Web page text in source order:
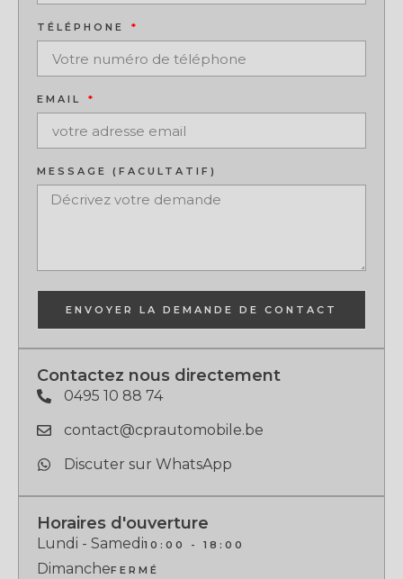
TÉLÉPHONE
EMAIL
MESSAGE (FACULTATIF)
ENVOYER LA DEMANDE DE CONTACT
Contactez nous directement
0495 10 88 74
contact@cprautomobile.be
Discuter sur WhatsApp
Horaires d'ouverture
Lundi - Samedi10:00 - 18:00
DimancheFERMÉ